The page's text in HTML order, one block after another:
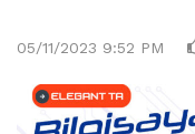
05/11/2023 9:52 PM